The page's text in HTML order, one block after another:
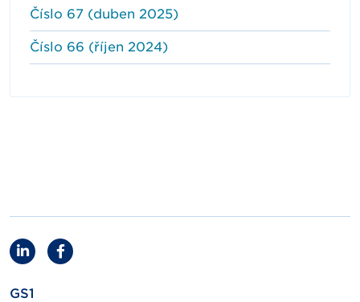
Číslo 67 (duben 2025)
Číslo 66 (říjen 2024)
GS1